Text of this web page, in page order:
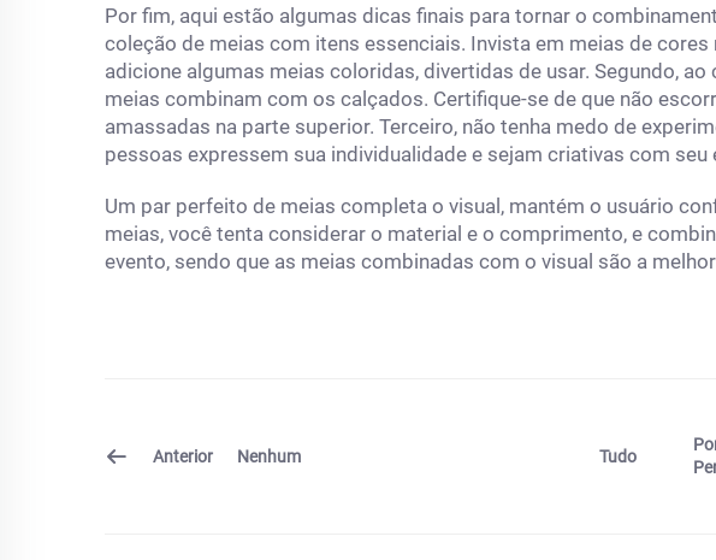
Por fim, aqui estão algumas dicas finais para tornar o
coleção de meias com itens essenciais. Invista em meias de
adicione algumas meias coloridas, divertidas de usar. Segundo,
meias combinam com os calçados. Certifique-se de que não
amassadas na parte superior. Terceiro, não tenha medo de
pessoas expressem sua individualidade e sejam criativas com seu
Um par perfeito de meias completa o visual, mantém o usuário
meias, você tenta considerar o material e o comprimento, e
evento, sendo que as meias combinadas com o visual são a
Anterior Nenhum Tudo